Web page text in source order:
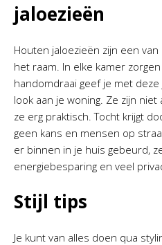
jaloezieën
Houten jaloezieën zijn een
het raam. In elke kamer
handomdraai geef je met
look aan je woning. Ze zijn
ze erg praktisch. Tocht krijgt
geen kans en mensen op
er binnen in je huis gebeurd,
energiebesparing en veel
Stijl tips
Je kunt van alles doen qua